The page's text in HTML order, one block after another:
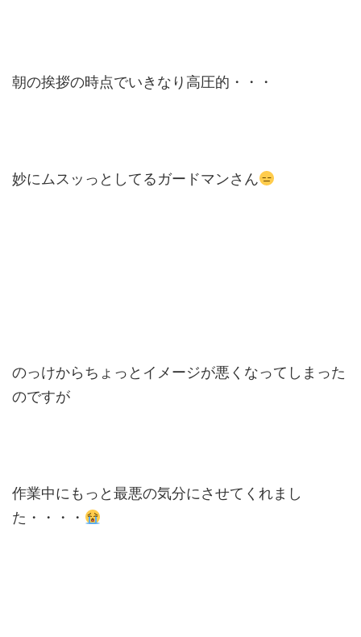
朝の挨拶の時点でいきなり高圧的・・・
妙にムスッっとしてるガードマンさん
のっけからちょっとイメージが悪くなってしまった
のですが
作業中にもっと最悪の気分にさせてくれまし
た・・・・